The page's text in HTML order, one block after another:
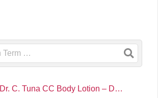
Dr. C. Tuna CC Body Lotion – D…